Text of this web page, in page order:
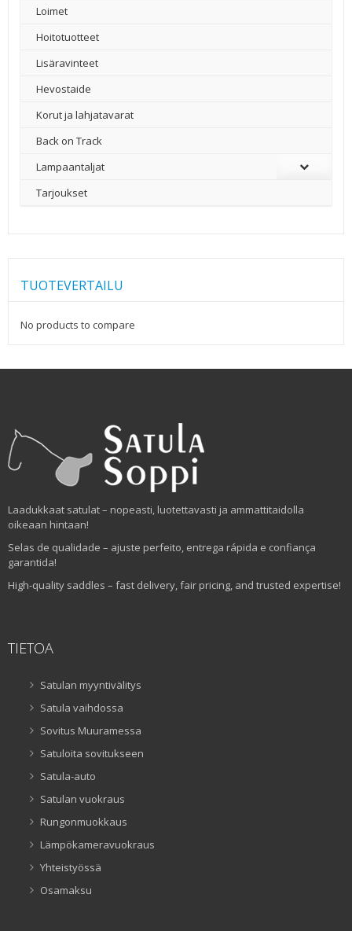
Loimet
Hoitotuotteet
Lisäravinteet
Hevostaide
Korut ja lahjatavarat
Back on Track
Lampaantaljat
Tarjoukset
TUOTEVERTAILU
No products to compare
Laadukkaat satulat – nopeasti, luotettavasti ja ammattitaidolla
oikeaan hintaan!
Selas de qualidade – ajuste perfeito, entrega rápida e confiança
garantida!
High-quality saddles – fast delivery, fair pricing, and trusted expertise!
TIETOA
Satulan myyntivälitys
Satula vaihdossa
Sovitus Muuramessa
Satuloita sovitukseen
Satula-auto
Satulan vuokraus
Rungonmuokkaus
Lämpökameravuokraus
Yhteistyössä
Osamaksu